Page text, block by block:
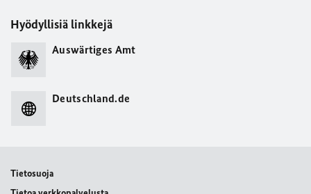
Hyödyllisiä linkkejä
Auswärtiges Amt
Deutschland.de
Tietosuoja